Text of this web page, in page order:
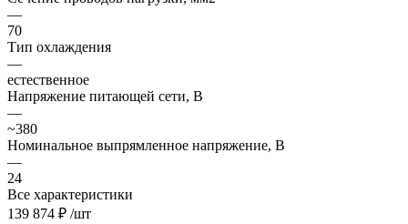
—
70
Тип охлаждения
—
естественное
Напряжение питающей сети, В
—
~380
Номинальное выпрямленное напряжение, В
—
24
Все характеристики
139 874 ₽ /шт